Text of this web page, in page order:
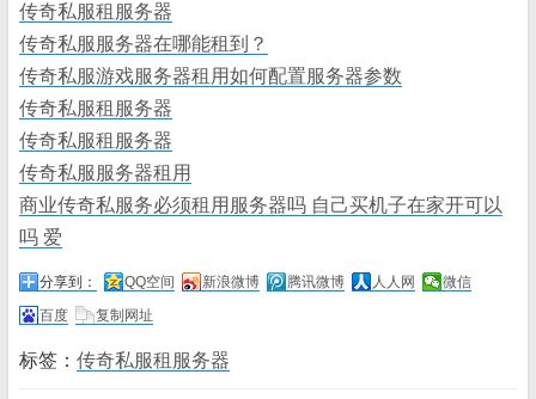
传奇私服租服务器
传奇私服服务器在哪能租到？
传奇私服游戏服务器租用如何配置服务器参数
传奇私服租服务器
传奇私服租服务器
传奇私服服务器租用
商业传奇私服务必须租用服务器吗 自己买机子在家开可以
吗 爱
分享到： QQ空间 新浪微博 腾讯微博 人人网
微信
百度
复制网址
标签： 传奇私服租服务器